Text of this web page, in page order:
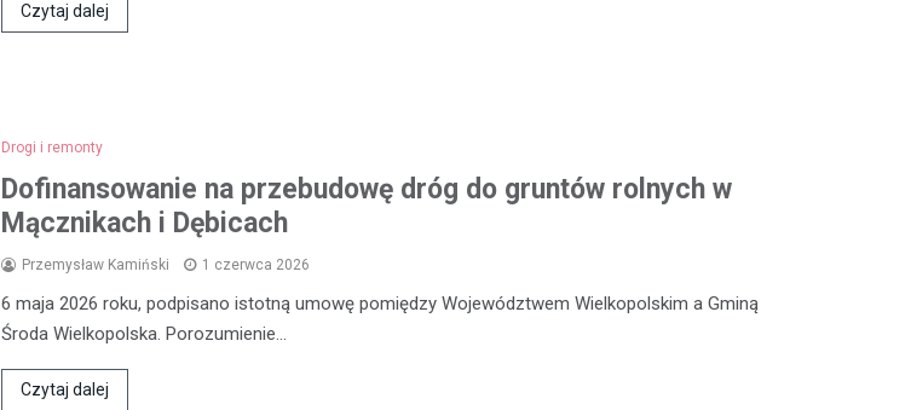
Czytaj dalej
Drogi i remonty
Dofinansowanie na przebudowę dróg do gruntów rolnych w
Mącznikach i Dębicach
Przemysław Kamiński 1 czerwca 2026
6 maja 2026 roku, podpisano istotną umowę pomiędzy Województwem Wielkopolskim a Gminą
Środa Wielkopolska. Porozumienie…
Czytaj dalej